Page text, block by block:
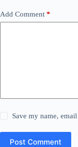
Add Comment *
Save my name,
Post Comment